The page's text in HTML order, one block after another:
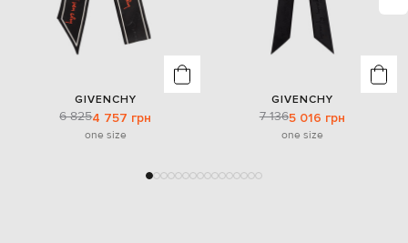
GIVENCHY
6 8254 757 грн
one size
GIVENCHY
7 1365 016 грн
one size